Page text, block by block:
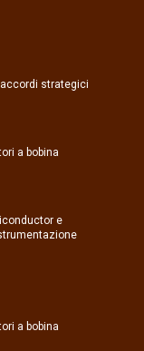
accordi strategici
a bobina
e
a bobina